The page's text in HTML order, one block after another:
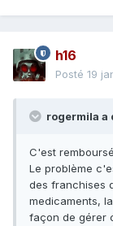
h16
Posté 19
rogermila a
C'est
Le problème
des franchises
medicaments,
façon de gérer